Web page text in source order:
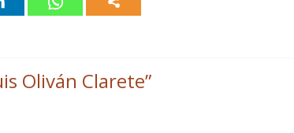
Oliván Clarete”